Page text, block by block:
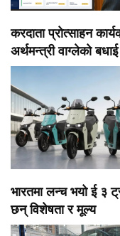
करदाता प्रोत्साहन
अर्थमन्त्री वाग्लेको
भारतमा लन्च भयो ई ३
छन् विशेषता र मूल्य